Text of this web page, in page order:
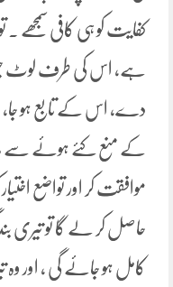
کفایت کو ہی کافی سمجھے ۔
ہے، اس کی طرف لوٹ
دے، اس کے تابع ہو جا،
کے منع کئے ہوئے سے
موافقت کر اور تواضع
حاصل کر لے گا تو تیری
کامل ہو جائے گی ، اور